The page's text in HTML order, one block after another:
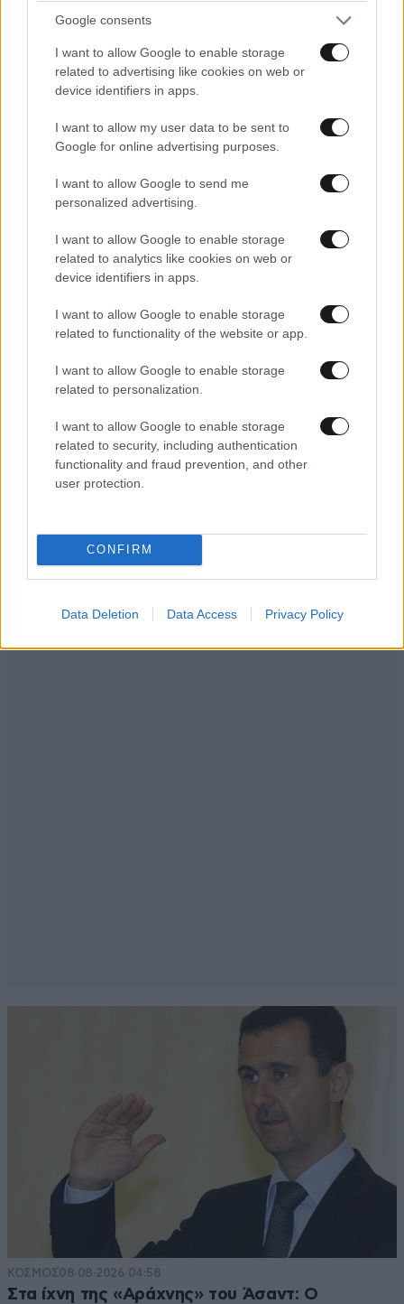
Google consents
I want to allow Google to enable storage
related to advertising like cookies on web or
device identifiers in apps.
I want to allow my user data to be sent to
Google for online advertising purposes.
I want to allow Google to send me
personalized advertising.
I want to allow Google to enable storage
related to analytics like cookies on web or
device identifiers in apps.
I want to allow Google to enable storage
related to functionality of the website or app.
I want to allow Google to enable storage
related to personalization.
I want to allow Google to enable storage
related to security, including authentication
functionality and fraud prevention, and other
user protection.
CONFIRM
Data Deletion Data Access Privacy Policy
ΑΘΛΗΤΙΚΑ07·08·2026 21:30
Ακυρώνει δύο συμβόλαια ο Λαρεντζάκης και
υπογράφει σε ελληνική ομάδα-έκπληξη!
ΚΟΣΜΟΣ08·08·2026 04:58
Στα ίχνη της «Αράχνης» του Άσαντ: Ο